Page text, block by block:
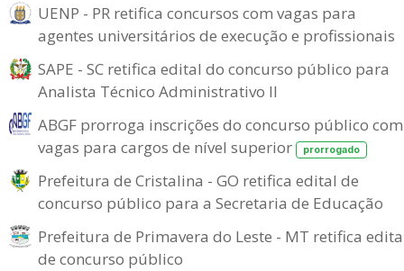
UENP - PR retifica concursos com vagas para
agentes universitários de execução e profissionais
SAPE - SC retifica edital do concurso público para
Analista Técnico Administrativo II
ABGF prorroga inscrições do concurso público com
vagas para cargos de nível superior
prorrogado
Prefeitura de Cristalina - GO retifica edital de
concurso público para a Secretaria de Educação
Prefeitura de Primavera do Leste - MT retifica
de concurso público